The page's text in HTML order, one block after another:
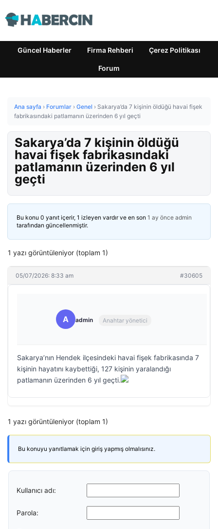
Güncel Haberler Firma Rehberi Çerez Politikası
Forum
Ana sayfa › Forumlar › Genel › Sakarya’da 7 kişinin öldüğü havai fişek
fabrikasındaki patlamanın üzerinden 6 yıl geçti
Sakarya’da 7 kişinin öldüğü
havai fişek fabrikasındaki
patlamanın üzerinden 6 yıl
geçti
Bu konu 0 yanıt içerir, 1 izleyen vardır ve en son 1 ay önce admin
tarafından güncellenmiştir.
1 yazı görüntüleniyor (toplam 1)
05/07/2026: 8:33 am #30605
A admin Anahtar yönetici
Sakarya’nın Hendek ilçesindeki havai fişek fabrikasında 7
kişinin hayatını kaybettiği, 127 kişinin yaralandığı
patlamanın üzerinden 6 yıl geçti.
1 yazı görüntüleniyor (toplam 1)
Bu konuyu yanıtlamak için giriş yapmış olmalısınız.
Kullanıcı adı:
Parola: